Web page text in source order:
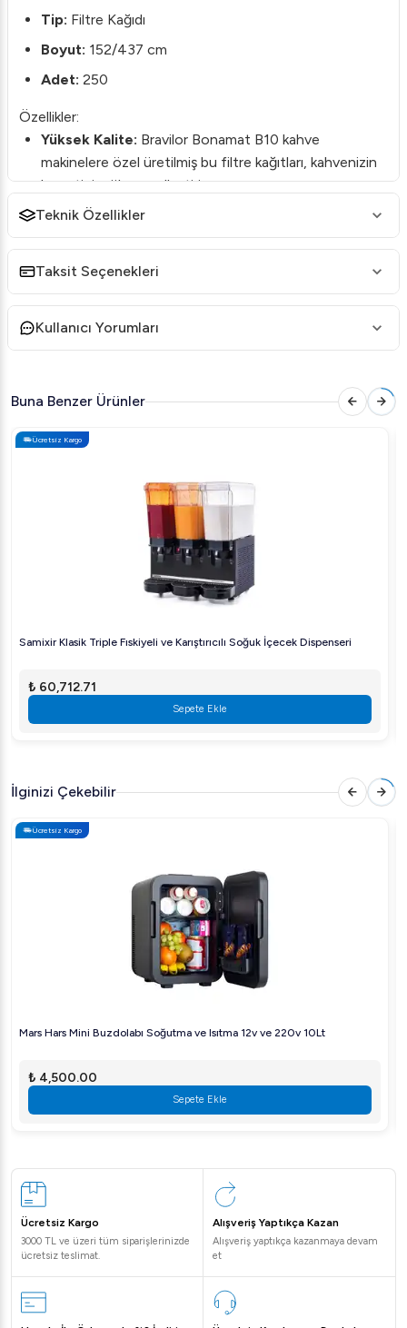
Tip: Filtre Kağıdı
Boyut: 152/437 cm
Adet: 250
Özellikler:
Yüksek Kalite: Bravilor Bonamat B10 kahve
makinelere özel üretilmiş bu filtre kağıtları, kahvenizin
lezzetini mükemmelleştirir.
Mükemmel Filtreleme:
aroma ve lezzeti elde etmenizi sağlarken, sediment ve
Dayanıklı Malzeme:Özel yapısı sayesinde su akışını
Kullanım Avantajları:
filtre kağıdı bulunur, bu sayede uzun süreli
Uyumlu Tasarım:
Kahvenizi hazırlarken ideal su sıcaklığını ve öğütme
derecesini tercih ederek, Bravilor Bonamat filtre kağıdı ile
daha yoğun bir lezzet elde edebilirsiniz. İster evde, ister
işletmenizde olsun, her demleme anında mükemmel
Teknik Özellikler
Taksit Seçenekleri
Kullanıcı Yorumları
Buna Benzer Ürünler
Ücretsiz Kargo
Samixir Klasik Triple Fıskiyeli ve Karıştırıcılı Soğuk İçecek Dispenseri
₺ 60,712.71
Sepete Ekle
İlginizi Çekebilir
Ücretsiz Kargo
Mars Hars Mini Buzdolabı Soğutma ve Isıtma 12v ve 220v 10Lt
₺ 4,500.00
Sepete Ekle
Ücretsiz Kargo
3000 TL ve üzeri tüm siparişlerinizde
ücretsiz teslimat.
Alışveriş Yaptıkça Kazan
Alışveriş yaptıkça kazanmaya devam
et